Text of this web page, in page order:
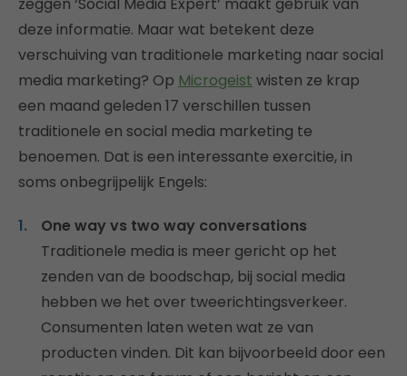
deze informatie. Maar wat betekent deze
verschuiving van traditionele marketing naar social
media marketing? Op Microgeist wisten ze krap
een maand geleden 17 verschillen tussen
traditionele en social media marketing te
benoemen. Dat is een interessante exercitie, in
soms onbegrijpelijk Engels:
One way vs two way conversations
Traditionele media is meer gericht op het
zenden van de boodschap, bij social media
hebben we het over tweerichtingsverkeer.
Consumenten laten weten wat ze van
producten vinden. Dit kan bijvoorbeeld door een